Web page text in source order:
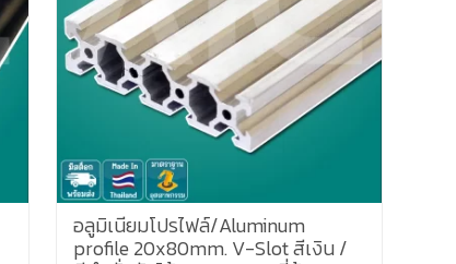
อลูมิเนียมโปรไฟล์/Aluminum
profile 20x80mm. V-Slot สีเงิน /